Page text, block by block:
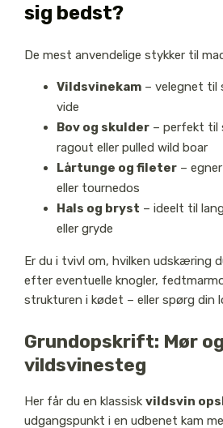
sig bedst?
De mest anvendelige stykker til
Vildsvinekam– velegnet til
vide
Bov og skulder– perfekt til
ragout eller pulled wild boar
Lårtunge og fileter–
eller tournedos
Hals og bryst – ideelt til
eller gryde
Er du i tvivl om, hvilken udskæring
efter eventuelle knogler,
strukturen i kødet – eller spørg din
Grundopskrift: Mør
vildsvinesteg
Her får du en klassisk vildsvin
udgangspunkt i en udbenet kam